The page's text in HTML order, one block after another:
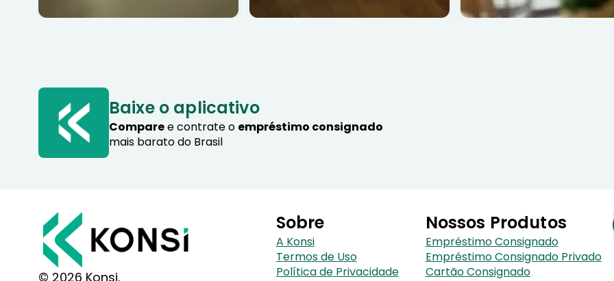
Baixe o aplicativo
Comparee contrate o empréstimo consignado
mais barato do Brasil
© 2026 Konsi.
Sobre
A Konsi
Termos de Uso
Política de Privacidade
Nossos Produtos
Empréstimo Consignado
Empréstimo Consignado Privado
Cartão Consignado